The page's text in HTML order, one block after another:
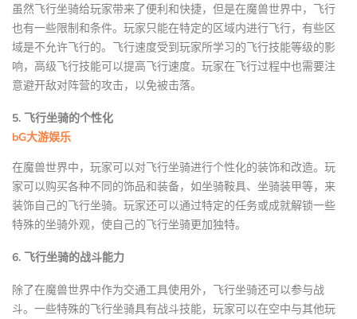
虽然飞行坐骑给玩家带来了便利和快捷，但是在魔兽世界中，飞行
也有一些限制和条件。玩家只能在特定的区域内进行飞行，有些区
域是不允许飞行的。飞行速度受到玩家所学习的飞行技能等级的影
响，高级飞行技能可以提高飞行速度。玩家在飞行过程中也需要注
意避开敌对阵营的攻击，以免被击落。
5. 飞行坐骑的个性化
bG大游娱乐
在魔兽世界中，玩家可以对飞行坐骑进行个性化的装饰和改造。玩
家可以购买各种不同的饰品和装备，如坐骑鞍具、坐骑装甲等，来
装饰自己的飞行坐骑。玩家还可以通过特定的任务或成就解锁一些
特殊的坐骑外观，使自己的飞行坐骑更加独特。
6. 飞行坐骑的战斗能力
除了在魔兽世界中作为交通工具使用外，飞行坐骑还可以参与战
斗。一些特殊的飞行坐骑具有战斗技能，玩家可以在空中与其他玩